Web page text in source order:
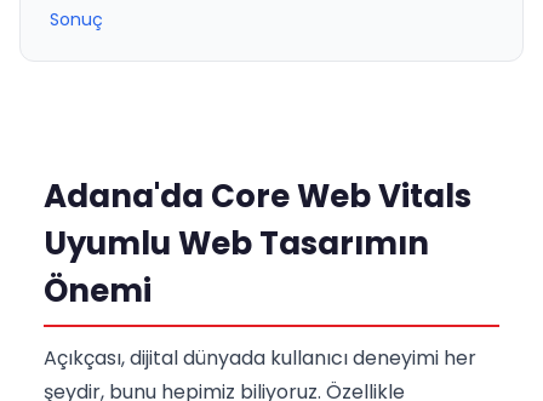
Sonuç
Adana'da Core Web Vitals
Uyumlu Web Tasarımın
Önemi
Açıkçası, dijital dünyada kullanıcı deneyimi her
şeydir, bunu hepimiz biliyoruz. Özellikle